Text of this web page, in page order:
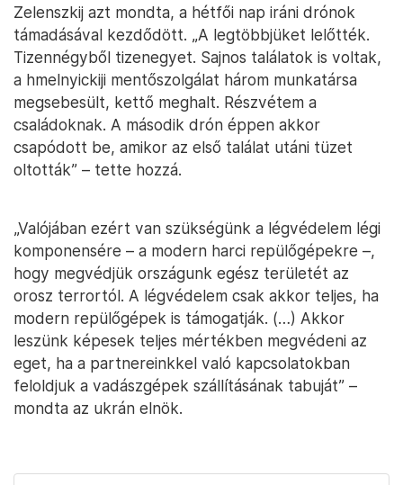
Zelenszkij azt mondta, a hétfői nap iráni drónok
támadásával kezdődött. „A legtöbbjüket lelőtték.
Tizennégyből tizenegyet. Sajnos találatok is voltak,
a hmelnyickiji mentőszolgálat három munkatársa
megsebesült, kettő meghalt. Részvétem a
családoknak. A második drón éppen akkor
csapódott be, amikor az első találat utáni tüzet
oltották” – tette hozzá.
„Valójában ezért van szükségünk a légvédelem légi
komponensére – a modern harci repülőgépekre –,
hogy megvédjük országunk egész területét az
orosz terrortól. A légvédelem csak akkor teljes, ha
modern repülőgépek is támogatják. (…) Akkor
leszünk képesek teljes mértékben megvédeni az
eget, ha a partnereinkkel való kapcsolatokban
feloldjuk a vadászgépek szállításának tabuját” –
mondta az ukrán elnök.